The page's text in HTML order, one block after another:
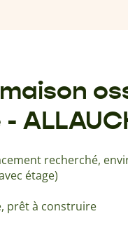
recherché,
étage)
prêt à construire